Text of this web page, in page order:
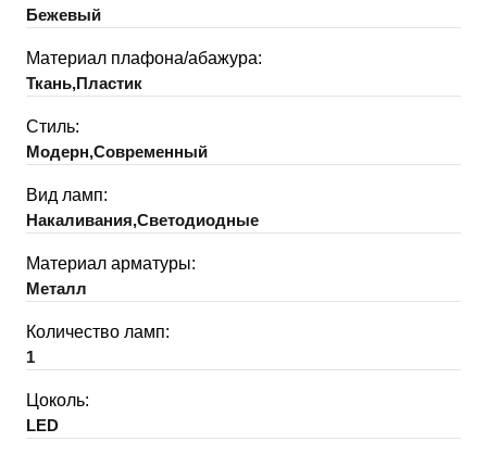
Бежевый
Материал плафона/абажура:
Ткань,Пластик
Стиль:
Модерн,Современный
Вид ламп:
Накаливания,Светодиодные
Материал арматуры:
Металл
Количество ламп:
1
Цоколь:
LED